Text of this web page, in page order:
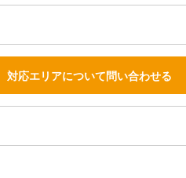
対応エリアについて問い合わせる